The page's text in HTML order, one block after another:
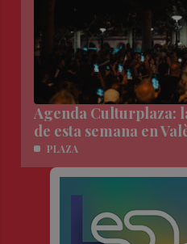
Agenda Culturplaza:
de esta semana en
PLAZA